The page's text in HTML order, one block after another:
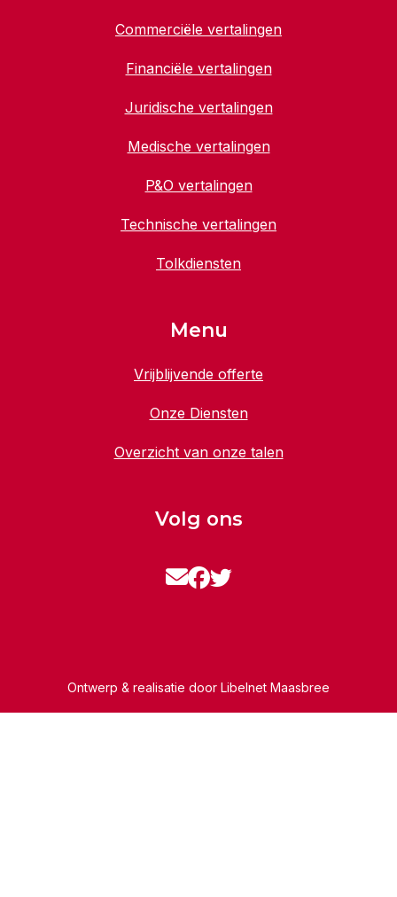
Commerciële vertalingen
Financiële vertalingen
Juridische vertalingen
Medische vertalingen
P&O vertalingen
Technische vertalingen
Tolkdiensten
Menu
Vrijblijvende offerte
Onze Diensten
Overzicht van onze talen
Volg ons
Ontwerp & realisatie door Libelnet Maasbree